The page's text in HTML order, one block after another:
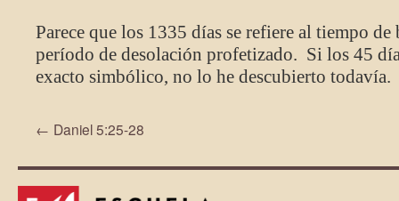
Parece que los 1335 días se refiere al tiempo
período de desolación profetizado. Si los 45
exacto simbólico, no lo he descubierto todavía.
← Daniel 5:25-28